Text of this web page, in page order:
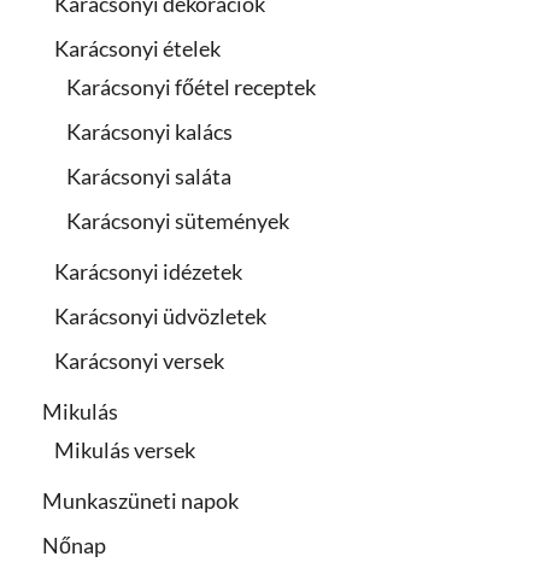
Karácsonyi ételek
Karácsonyi főétel receptek
Karácsonyi kalács
Karácsonyi saláta
Karácsonyi sütemények
Karácsonyi idézetek
Karácsonyi üdvözletek
Karácsonyi versek
Mikulás
Mikulás versek
Munkaszüneti napok
Nőnap